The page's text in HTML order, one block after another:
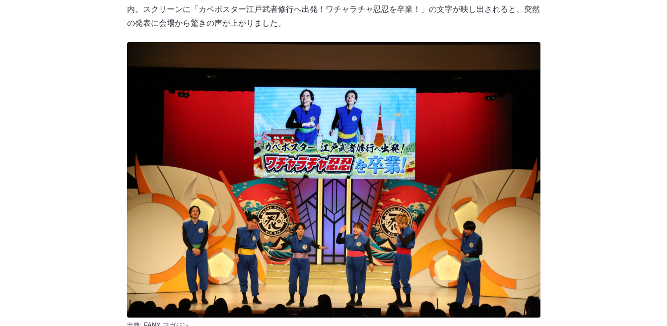
内。スクリーンに「カベポスター江戸武者修行へ出発！ワチャラチャ忍忍を卒業！」の文字が映し出されると、突然
の発表に会場から驚きの声が上がりました。